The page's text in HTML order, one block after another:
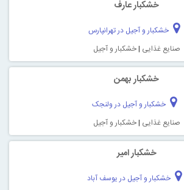
خشکبار عارف
خشکبار و آجیل در تهرانپارس
صنایع غذایی |خشکبار و آجیل
خشکبار بهمن
خشکبار و آجیل در ولنجک
صنایع غذایی |خشکبار و آجیل
خشکبار امیر
خشکبار و آجیل در یوسف آباد